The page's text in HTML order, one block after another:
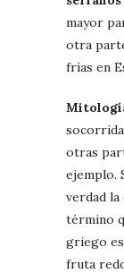
mayor
otra
frías en
otras
ejemplo.
verdad la
término
griego es
fruta